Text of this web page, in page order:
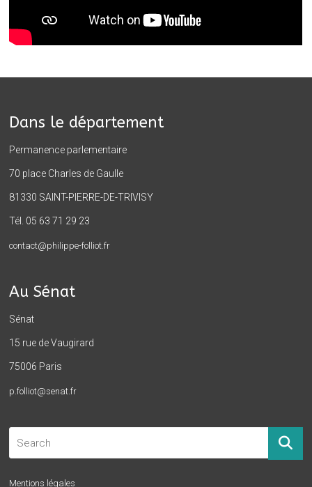
Dans le département
Permanence parlementaire
70 place Charles de Gaulle
81330 SAINT-PIERRE-DE-TRIVISY
Tél. 05 63 71 29 23
contact@philippe-folliot.fr
Au Sénat
Sénat
15 rue de Vaugirard
75006 Paris
p.folliot@senat.fr
Mentions légales